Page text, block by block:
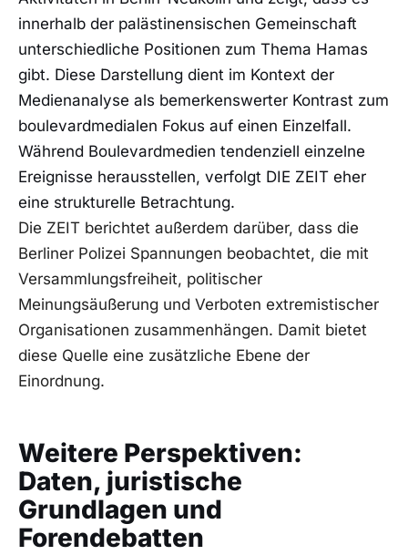
innerhalb der palästinensischen Gemeinschaft
unterschiedliche Positionen zum Thema Hamas
gibt. Diese Darstellung dient im Kontext der
Medienanalyse als bemerkenswerter Kontrast zum
boulevardmedialen Fokus auf einen Einzelfall.
Während Boulevardmedien tendenziell einzelne
Ereignisse herausstellen, verfolgt DIE ZEIT eher
eine strukturelle Betrachtung.
Die ZEIT berichtet außerdem darüber, dass die
Berliner Polizei Spannungen beobachtet, die mit
Versammlungsfreiheit, politischer
Meinungsäußerung und Verboten extremistischer
Organisationen zusammenhängen. Damit bietet
diese Quelle eine zusätzliche Ebene der
Einordnung.
Weitere Perspektiven:
Daten, juristische
Grundlagen und
Forendebatten